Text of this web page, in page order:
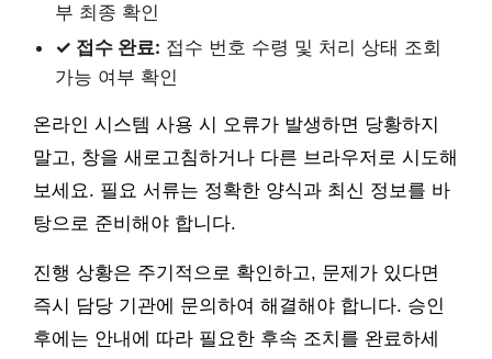
부 최종 확인
✓ 접수 완료: 접수 번호 수령 및 처리 상태 조회
가능 여부 확인
온라인 시스템 사용 시 오류가 발생하면 당황하지
말고, 창을 새로고침하거나 다른 브라우저로 시도해
보세요. 필요 서류는 정확한 양식과 최신 정보를 바
탕으로 준비해야 합니다.
진행 상황은 주기적으로 확인하고, 문제가 있다면
즉시 담당 기관에 문의하여 해결해야 합니다. 승인
후에는 안내에 따라 필요한 후속 조치를 완료하세